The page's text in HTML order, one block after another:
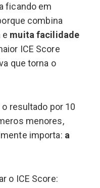
ficando em
combina
e muita facilidade
ICE Score
que torna o
resultado por 10
menores,
importa: a
o ICE Score: